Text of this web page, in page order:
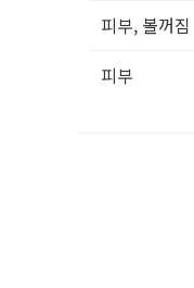
피부, 볼꺼짐
피부